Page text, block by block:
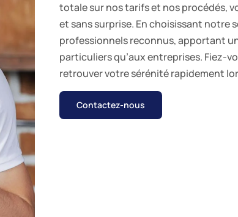
totale sur nos tarifs et nos procédés,
et sans surprise. En choisissant notre
professionnels reconnus, apportant
particuliers qu’aux entreprises. Fiez-
retrouver votre sérénité rapidement
Contactez-nous